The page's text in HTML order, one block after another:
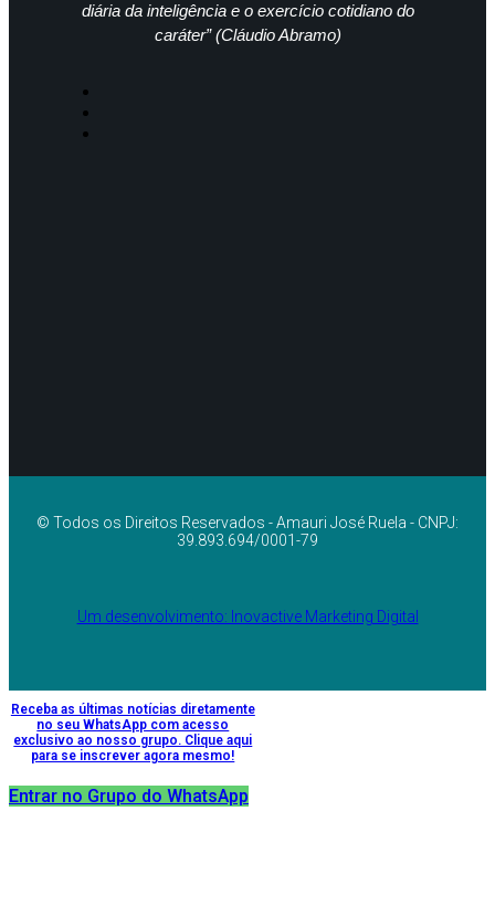
diária da inteligência e o exercício cotidiano do
caráter” (Cláudio Abramo)
© Todos os Direitos Reservados - Amauri José Ruela - CNPJ:
39.893.694/0001-79
Um desenvolvimento: Inovactive Marketing Digital
Receba as últimas notícias diretamente
no seu WhatsApp com acesso
exclusivo ao nosso grupo. Clique aqui
para se inscrever agora mesmo!
Entrar no Grupo do WhatsApp